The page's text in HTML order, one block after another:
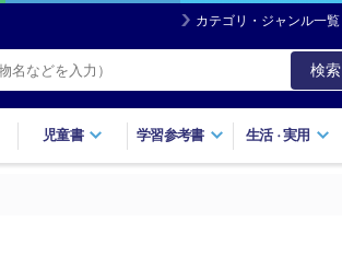
カテゴリ・ジャンル一覧
検索
児童書 学習参考書 生活・実用